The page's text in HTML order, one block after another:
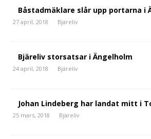
Båstadmäklare slår upp portarna i
27 april, 2018 Bjäreliv
Bjäreliv storsatsar i Ängelholm
24 april, 2018 Bjäreliv
Johan Lindeberg har landat mitt i
25 mars, 2018 Bjäreliv